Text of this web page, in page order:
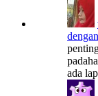
ada